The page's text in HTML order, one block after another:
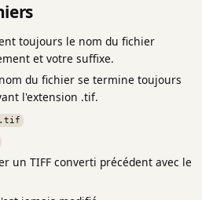
toujours le nom du fichier
et votre suffixe.
du fichier se termine toujours
l'extension .tif.
un TIFF converti précédent avec le